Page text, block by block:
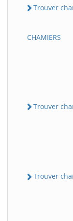
Trouver
CHAMIERS
Trouver
Trouver